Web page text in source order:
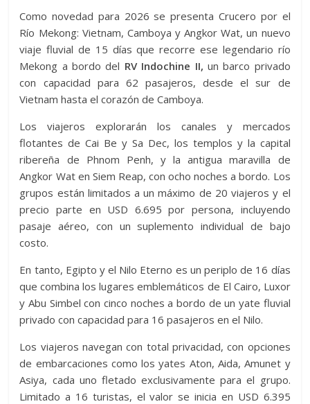
Como novedad para 2026 se presenta Crucero por el
Río Mekong: Vietnam, Camboya y Angkor Wat, un nuevo
viaje fluvial de 15 días que recorre ese legendario río
Mekong a bordo del RV Indochine II, un barco privado
con capacidad para 62 pasajeros, desde el sur de
Vietnam hasta el corazón de Camboya.
Los viajeros explorarán los canales y mercados
flotantes de Cai Be y Sa Dec, los templos y la capital
ribereña de Phnom Penh, y la antigua maravilla de
Angkor Wat en Siem Reap, con ocho noches a bordo. Los
grupos están limitados a un máximo de 20 viajeros y el
precio parte en USD 6.695 por persona, incluyendo
pasaje aéreo, con un suplemento individual de bajo
costo.
En tanto, Egipto y el Nilo Eterno es un periplo de 16 días
que combina los lugares emblemáticos de El Cairo, Luxor
y Abu Simbel con cinco noches a bordo de un yate fluvial
privado con capacidad para 16 pasajeros en el Nilo.
Los viajeros navegan con total privacidad, con opciones
de embarcaciones como los yates Aton, Aida, Amunet y
Asiya, cada uno fletado exclusivamente para el grupo.
Limitado a 16 turistas, el valor se inicia en USD 6.395